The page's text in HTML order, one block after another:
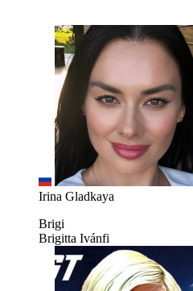
Irina Gladkaya
Brigi
Brigitta Ivánfi